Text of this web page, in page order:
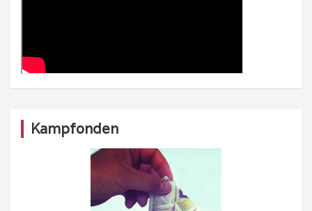
Kampfonden